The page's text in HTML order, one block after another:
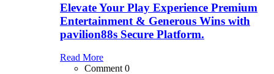
Elevate Your Play Experience Premium
Entertainment & Generous Wins with
pavilion88s Secure Platform.
Read More
Comment 0